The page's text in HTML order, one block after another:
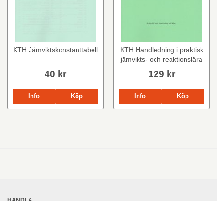
KTH Jämviktskonstanttabell
40 kr
Info Köp
KTH Handledning i praktisk
jämvikts- och reaktionslära
129 kr
Info Köp